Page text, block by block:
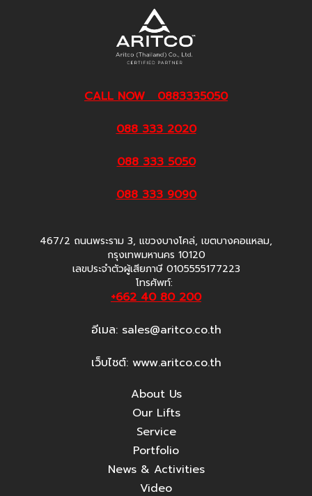
CALL NOW 0883335050
088 333 2020
088 333 5050
088 333 9090
467/2 ถนนพระราม 3, แขวงบางโคล่, เขตบางคอแหลม,
กรุงเทพมหานคร 10120
เลขประจำตัวผู้เสียภาษี 0105555177223
โทรศัพท์:
+662 40 80 200
อีเมล: sales@aritco.co.th
เว็บไซต์: www.aritco.co.th
About Us
Our Lifts
Service
Portfolio
News & Activities
Video